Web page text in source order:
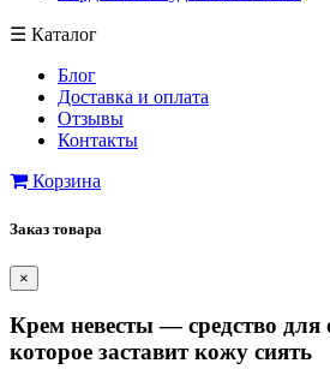
☰ Каталог
Блог
Доставка и оплата
Отзывы
Контакты
Корзина
Заказ товара
×
Крем невесты — средство
которое заставит кожу сиять